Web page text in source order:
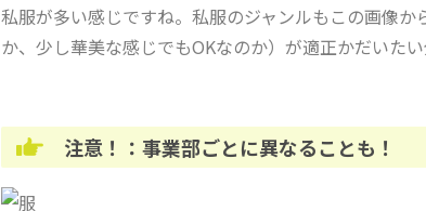
私服が多い感じですね。私服のジャンルもこの画像か
か、少し華美な感じでもOKなのか）が適正かだいたい
注意！：事業部ごとに異なることも！